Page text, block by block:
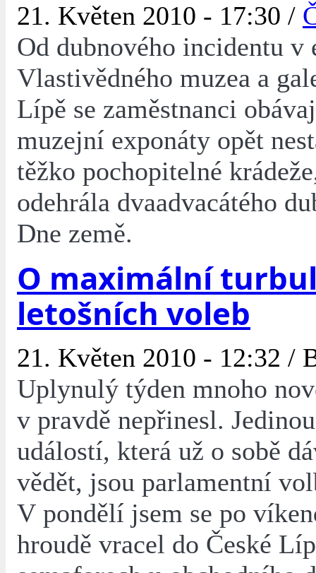
21. Květen 2010 - 17:30 /
Od dubnového incidentu v
Vlastivědného muzea a
Lípě se zaměstnanci
muzejní exponáty opět
těžko pochopitelné
odehrála dvaadvacátého
Dne země.
O maximální
letošních voleb
21. Květen 2010 - 12:32 /
Uplynulý týden mnoho
v pravdě nepřinesl.
událostí, která už o sobě
vědět, jsou parlamentní
V pondělí jsem se po
hroudě vracel do České